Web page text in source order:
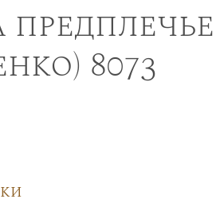
8073